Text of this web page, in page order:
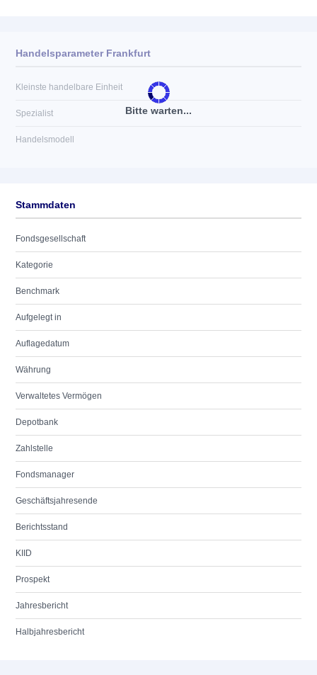
Bitte warten...
Handelsparameter Frankfurt
Kleinste handelbare Einheit
Spezialist
Handelsmodell
Stammdaten
Fondsgesellschaft
Kategorie
Benchmark
Aufgelegt in
Auflagedatum
Währung
Verwaltetes Vermögen
Depotbank
Zahlstelle
Fondsmanager
Geschäftsjahresende
Berichtsstand
KIID
Prospekt
Jahresbericht
Halbjahresbericht